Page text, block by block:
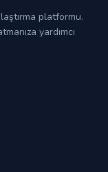
platformu.
yardımcı